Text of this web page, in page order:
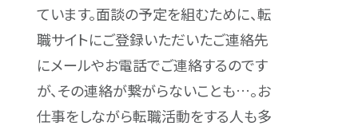
ています。面談の予定を組むために、転
職サイトにご登録いただいたご連絡先
にメールやお電話でご連絡するのです
が、その連絡が繋がらないことも…。お
仕事をしながら転職活動をする人も多